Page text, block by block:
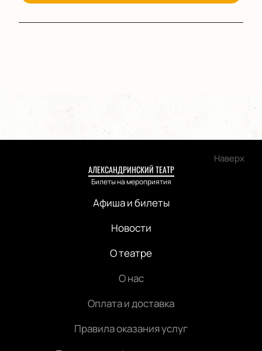
Наверх
АЛЕКСАНДРИНСКИЙ ТЕАТР
Билеты на мероприятия
Афиша и билеты
Новости
О театре
О нас
Оплата и доставка
Правила оказания услуг